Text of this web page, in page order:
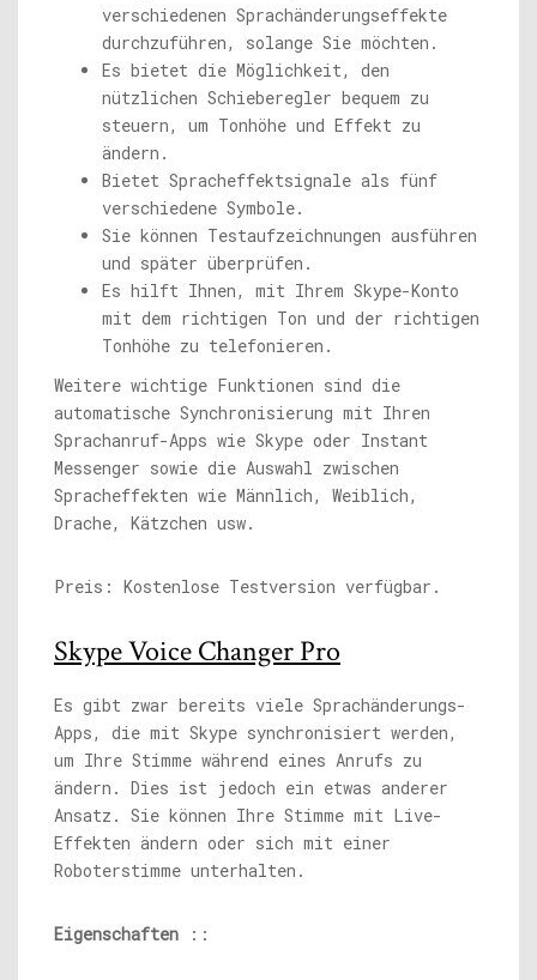
verschiedenen Sprachänderungseffekte
durchzuführen, solange Sie möchten.
Es bietet die Möglichkeit, den
nützlichen Schieberegler bequem zu
steuern, um Tonhöhe und Effekt zu
ändern.
Bietet Spracheffektsignale als fünf
verschiedene Symbole.
Sie können Testaufzeichnungen ausführen
und später überprüfen.
Es hilft Ihnen, mit Ihrem Skype-Konto
mit dem richtigen Ton und der richtigen
Tonhöhe zu telefonieren.
Weitere wichtige Funktionen sind die
automatische Synchronisierung mit Ihren
Sprachanruf-Apps wie Skype oder Instant
Messenger sowie die Auswahl zwischen
Spracheffekten wie Männlich, Weiblich,
Drache, Kätzchen usw.
Preis: Kostenlose Testversion verfügbar.
Skype Voice Changer Pro
Es gibt zwar bereits viele Sprachänderungs-
Apps, die mit Skype synchronisiert werden,
um Ihre Stimme während eines Anrufs zu
ändern. Dies ist jedoch ein etwas anderer
Ansatz. Sie können Ihre Stimme mit Live-
Effekten ändern oder sich mit einer
Roboterstimme unterhalten.
Eigenschaften ::